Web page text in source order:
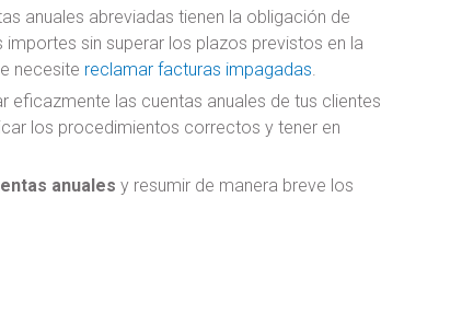
anuales abreviadas tienen la obligación de
sin superar los plazos previstos en la
necesite reclamar facturas impagadas.
las cuentas anuales de tus clientes
los procedimientos correctos y tener en
anuales y resumir de manera breve los